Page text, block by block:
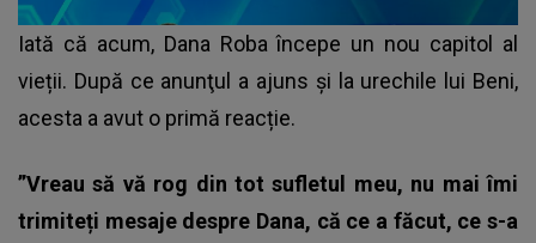
Iată că acum, Dana Roba începe un nou capitol al
vieții. După ce anunţul a ajuns și la urechile lui Beni,
acesta a avut o primă reacție.
”Vreau să vă rog din tot sufletul meu, nu mai îmi
trimiteți mesaje despre Dana, că ce a făcut, ce s-a